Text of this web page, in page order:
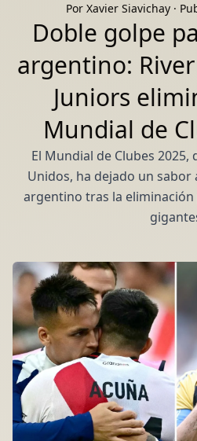
Por Xavier Siavichay ·
Doble golpe
argentino:
Juniors
Mundial de
El Mundial de Clubes
Unidos, ha dejado un
argentino tras la